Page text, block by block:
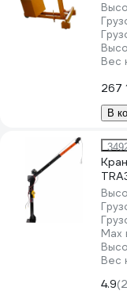
Вес
267
В
Мах
Вес
4.9